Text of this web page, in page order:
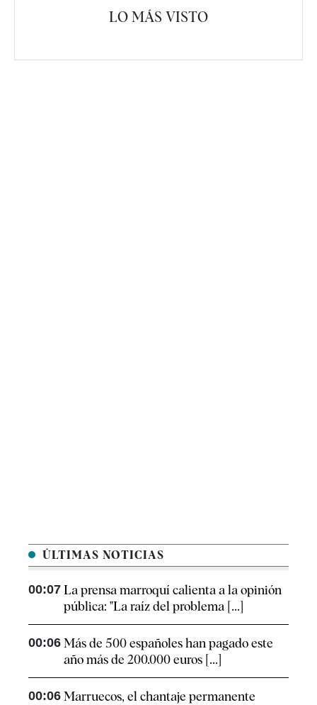
LO MÁS VISTO
ÚLTIMAS NOTICIAS
00:07 La prensa marroquí calienta a la opinión
pública: "La raíz del problema [...]
00:06 Más de 500 españoles han pagado este
año más de 200.000 euros [...]
00:06 Marruecos, el chantaje permanente